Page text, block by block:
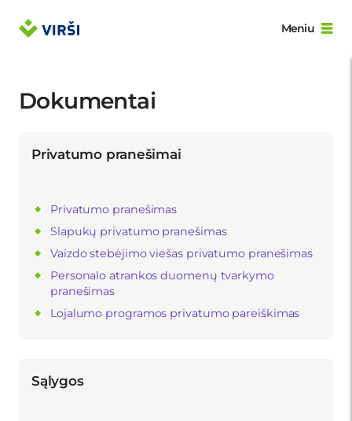
Meniu
Dokumentai
Privatumo pranešimai
Privatumo pranešimas
Slapukų privatumo pranešimas
Vaizdo stebėjimo viešas privatumo pranešimas
Personalo atrankos duomenų tvarkymo
pranešimas
Lojalumo programos privatumo pareiškimas
Sąlygos